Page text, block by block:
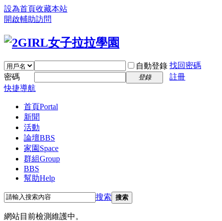
設為首頁收藏本站
開啟輔助訪問
自動登錄 找回密碼
密碼
登錄
註冊
快捷導航
首頁Portal
新聞
活動
論壇BBS
家園 Space
群組Group
BBS
幫助Help
搜索 搜索
網站目前檢測維護中。